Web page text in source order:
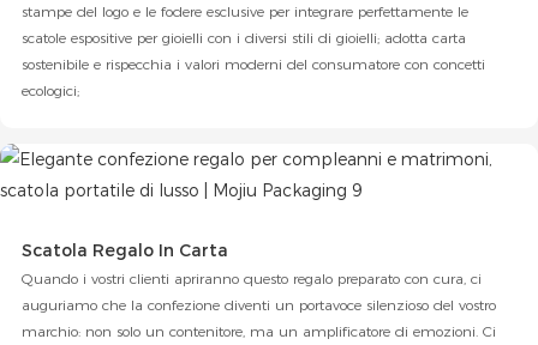
stampe del logo e le fodere esclusive per integrare perfettamente le
scatole espositive per gioielli con i diversi stili di gioielli; adotta carta
sostenibile e rispecchia i valori moderni del consumatore con concetti
ecologici;
Scatola Regalo In Carta
Quando i vostri clienti apriranno questo regalo preparato con cura, ci
auguriamo che la confezione diventi un portavoce silenzioso del vostro
marchio: non solo un contenitore, ma un amplificatore di emozioni. Ci